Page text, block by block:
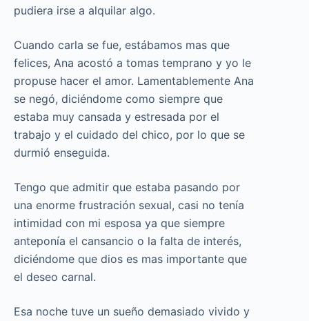
pudiera irse a alquilar algo.
Cuando carla se fue, estábamos mas que
felices, Ana acostó a tomas temprano y yo le
propuse hacer el amor. Lamentablemente Ana
se negó, diciéndome como siempre que
estaba muy cansada y estresada por el
trabajo y el cuidado del chico, por lo que se
durmió enseguida.
Tengo que admitir que estaba pasando por
una enorme frustración sexual, casi no tenía
intimidad con mi esposa ya que siempre
anteponía el cansancio o la falta de interés,
diciéndome que dios es mas importante que
el deseo carnal.
Esa noche tuve un sueño demasiado vivido y